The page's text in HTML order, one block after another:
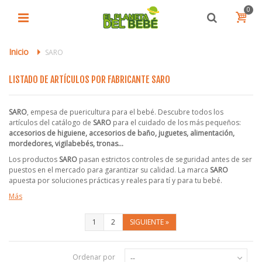
0
Inicio > SARO
LISTADO DE ARTÍCULOS POR FABRICANTE SARO
SARO, empesa de puericultura para el bebé. Descubre todos los
artículos del catálogo de SARO para el cuidado de los más pequeños:
accesorios de higuiene, accesorios de baño, juguetes, alimentación,
mordedores, vigilabebés, tronas...
Los productos SARO pasan estrictos controles de seguridad antes de ser
puestos en el mercado para garantizar su calidad. La marca SARO
apuesta por soluciones prácticas y reales para tí y para tu bebé.
Más
1 2 SIGUIENTE»
Ordenar por --